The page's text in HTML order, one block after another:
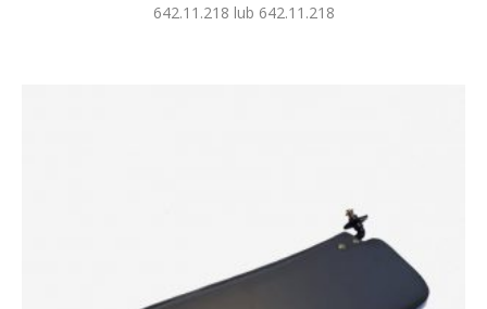
642.11.218 lub 642.11.218